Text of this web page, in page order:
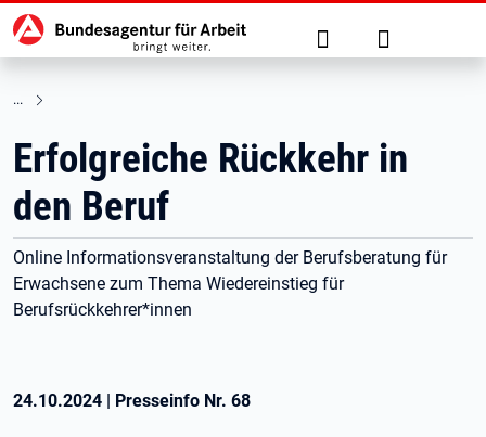
zu den Hauptinhalten springen
Hauptnavigation Suche Anmelden
Erfolgreiche Rückkehr in
den Beruf
Online Informationsveranstaltung der Berufsberatung für
Erwachsene zum Thema Wiedereinstieg für
Berufsrückkehrer*innen
24.10.2024 | Presseinfo Nr. 68